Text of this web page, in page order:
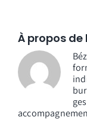
À propos de